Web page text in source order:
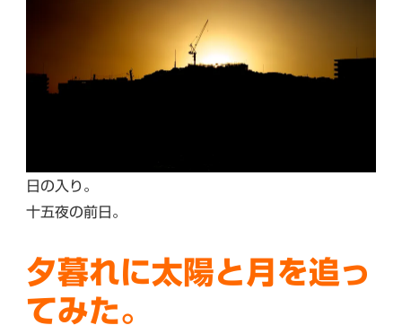
日の入り。
十五夜の前日。
夕暮れに太陽と月を追っ
てみた。